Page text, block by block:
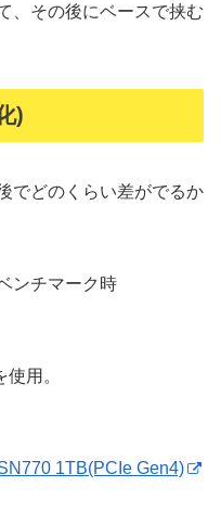
、その後にベースで挟む
)
でどのくらい差がでるか
ンチマーク時
用。
1TB(PCIe Gen4)